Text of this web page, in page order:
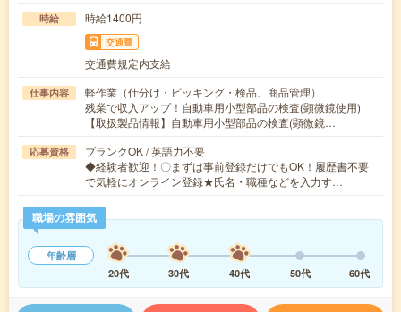
時給 時給1400円
交通費
交通費規定内支給
仕事内容
軽作業（仕分け・ピッキング・検品、商品管理）
残業で収入アップ！自動車用小型部品の検査(顕微鏡使用)
【取扱製品情報】自動車用小型部品の検査(顕微鏡…
応募資格
ブランクOK / 英語力不要
◆経験者歓迎！〇まずは事前登録だけでもOK！履歴書不要
で気軽にオンライン登録★氏名・職種などを入力す…
職場の雰囲気
年齢層
20代
30代 40代 50代 60代